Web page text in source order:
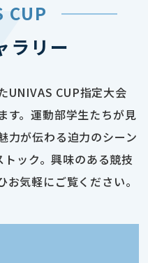
CUP
ラリー
UNIVAS CUP指定大会
す。運動部学生たちが見
力が伝わる迫力のシーン
ック。興味のある競技
気軽にご覧ください。